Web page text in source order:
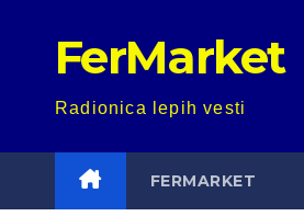
FerMarket
Radionica lepih vesti
FERMARKET